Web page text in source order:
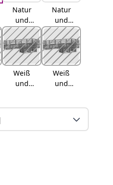
Natur
und
Anthrazit
Natur
und
Beige
Weiß
und
Weiß
und